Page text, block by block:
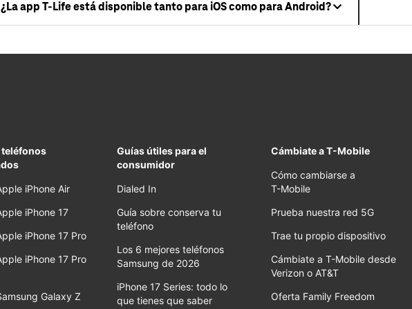
¿La app T-Life está disponible tanto para iOS como para Android?